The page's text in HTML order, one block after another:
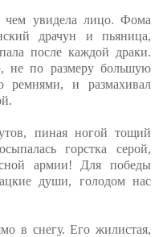
чем увидела лицо. Фома
драчун и пьяница,
после каждой драки.
не по размеру большую
ремнями, и размахивал
пиная ногой тощий
горстка серой,
армии! Для победы
души, голодом нас
в снегу. Его жилистая,